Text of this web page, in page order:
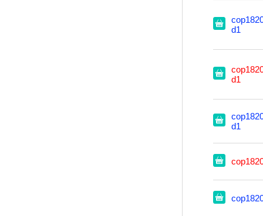
d1
d1
d1